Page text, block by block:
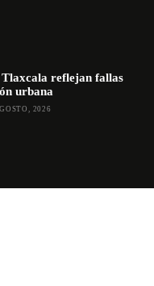
reflejan fallas
urbana
2026